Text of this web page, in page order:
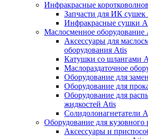
Инфракрасные
Запчасти для ИК сушек
Инфракрасные сушки
Маслосменное оборудование
Аксессуары для
оборудования Atis
Катушки со шлангами
Маслораздаточное
Оборудование для
Оборудование для
Оборудование для
жидкостей Atis
Солидолонагнетатели
Оборудование для кузовного
Аксессуары и